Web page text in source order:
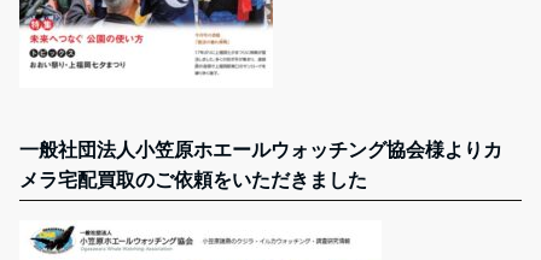
一般社団法人小笠原ホエールウォッチング協会様よりカ
メラ宅配買取のご依頼をいただきました